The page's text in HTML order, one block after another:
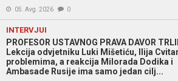
05. Avg. 2026 0
INTERVJUI
PROFESOR USTAVNOG PRAVA DAVOR
Lekcija odvjetniku Luki Mišetiću, Ilija
problemima, a reakcija Milorada Dodika i
Ambasade Rusije ima samo jedan cilj...